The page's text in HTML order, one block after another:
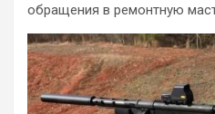
обращения в ремонтную